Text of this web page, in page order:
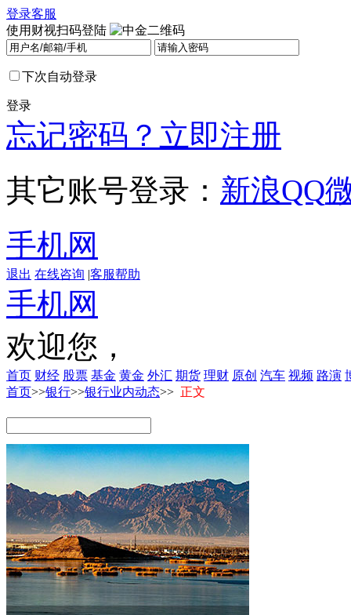
登录客服
使用财视扫码登陆
下次自动登录
登录
忘记密码？ 立即注册
其它账号登录： 新浪QQ
手机网
退出 在线咨询 |客服帮助
手机网
欢迎您，
首页 财经 股票 基金 黄金 外汇 期货 理财 原创 汽车 视频 路演
首页>>银行>>银行业内动态>> 正文